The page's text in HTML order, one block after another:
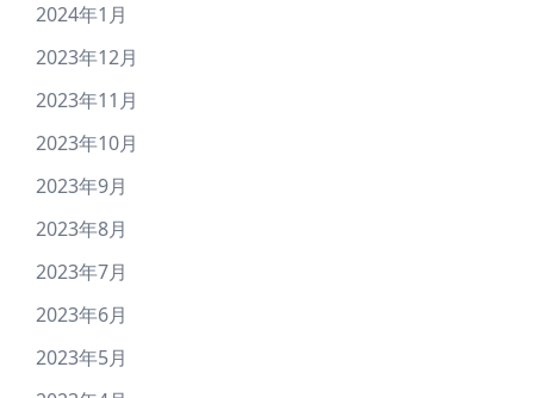
2024年1月
2023年12月
2023年11月
2023年10月
2023年9月
2023年8月
2023年7月
2023年6月
2023年5月